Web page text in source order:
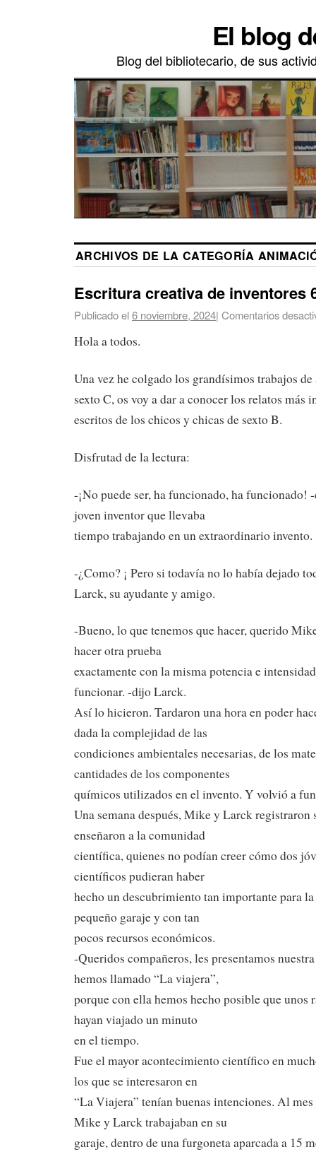
El blog
Blog del bibliotecario, de sus
ARCHIVOS DE LA CATEGORÍA
Escritura creativa de inventores
Publicado el6 noviembre, 2024| Comentarios
Hola a todos.
Una vez he colgado los grandísimos trabajos
sexto C, os voy a dar a conocer los relatos más
escritos de los chicos y chicas de sexto B.
Disfrutad de la lectura:
-¡No puede ser, ha funcionado, ha funcionado!
joven inventor que llevaba
tiempo trabajando en un extraordinario invento.
-¿Como? ¡ Pero si todavía no lo había dejado
Larck, su ayudante y amigo.
-Bueno, lo que tenemos que hacer, querido
hacer otra prueba
exactamente con la misma potencia e
funcionar. -dijo Larck.
Así lo hicieron. Tardaron una hora en poder
dada la complejidad de las
condiciones ambientales necesarias, de los
cantidades de los componentes
químicos utilizados en el invento. Y volvió a
Una semana después, Mike y Larck registraron
enseñaron a la comunidad
científica, quienes no podían creer cómo dos
científicos pudieran haber
hecho un descubrimiento tan importante para
pequeño garaje y con tan
pocos recursos económicos.
-Queridos compañeros, les presentamos
hemos llamado “La viajera”,
porque con ella hemos hecho posible que unos
hayan viajado un minuto
en el tiempo.
Fue el mayor acontecimiento científico en
los que se interesaron en
“La Viajera” tenían buenas intenciones. Al
Mike y Larck trabajaban en su
garaje, dentro de una furgoneta aparcada a 15